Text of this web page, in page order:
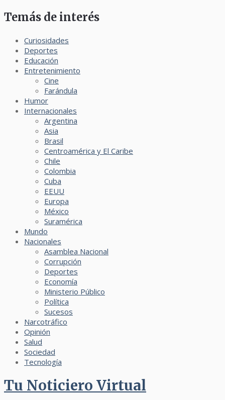
Temás de interés
Curiosidades
Deportes
Educación
Entretenimiento
Cine
Farándula
Humor
Internacionales
Argentina
Asia
Brasil
Centroamérica y El Caribe
Chile
Colombia
Cuba
EEUU
Europa
México
Suramérica
Mundo
Nacionales
Asamblea Nacional
Corrupción
Deportes
Economía
Ministerio Público
Política
Sucesos
Narcotráfico
Opinión
Salud
Sociedad
Tecnología
Tu Noticiero Virtual